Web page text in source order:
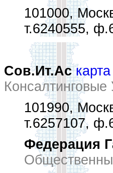
101000,
т.6240555,
Сов.Ит.Ас карта
Консалтинговые
101990,
т.6257107,
Федерация